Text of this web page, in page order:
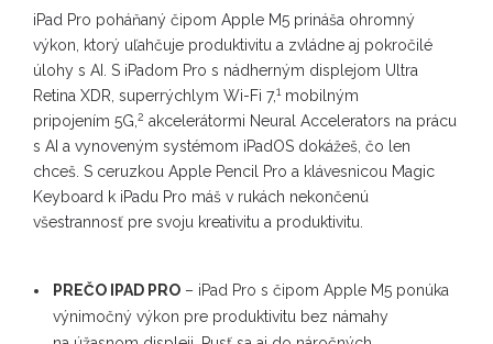
iPad Pro poháňaný čipom Apple M5 prináša ohromný
výkon, ktorý uľahčuje produktivitu a zvládne aj pokročilé
úlohy s AI. S iPadom Pro s nádherným displejom Ultra
Retina XDR, superrýchlym Wi-Fi 7,1mobilným
pripojením 5G, 2 akcelerátormi Neural Accelerators na prácu
s AI a vynoveným systémom iPadOS dokážeš, čo len
chceš. S ceruzkou Apple Pencil Pro a klávesnicou Magic
Keyboard k iPadu Pro máš v rukách nekončenú
všestrannosť pre svoju kreativitu a produktivitu.
PREČO IPAD PRO – iPad Pro s čipom Apple M5 ponúka
výnimočný výkon pre produktivitu bez námahy